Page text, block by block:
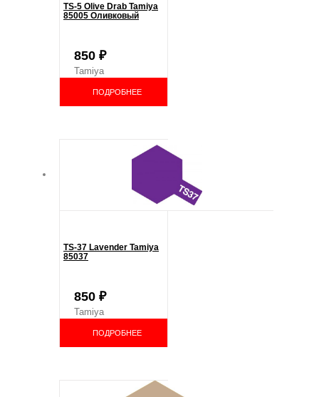
TS-5 Olive Drab Tamiya
85005 Оливковый
850 ₽
Tamiya
ПОДРОБНЕЕ
TS-37 Lavender Tamiya
85037
850 ₽
Tamiya
ПОДРОБНЕЕ